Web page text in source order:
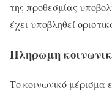
της προθεσμίας
έχει υποβληθεί
Πληρωμη
Το κοινωνικό μέρισμα